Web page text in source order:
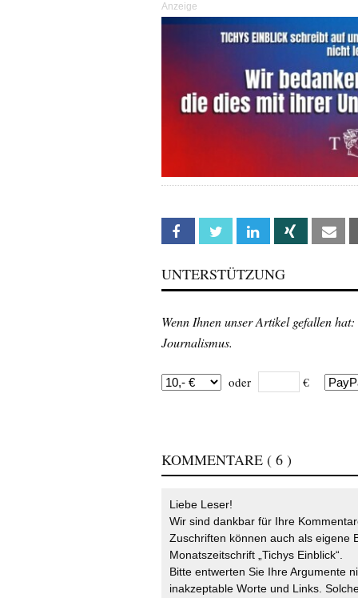
Anzeige
Facebook Twitter Linkedin Xing
UNTERSTÜTZUNG
Wenn Ihnen unser Artikel gefallen
Journalismus.
oder €
KOMMENTARE ( 6 )
Liebe Leser!
Wir sind dankbar für Ihre
Zuschriften können auch als eigene
Monatszeitschrift „Tichys Einblick“.
Bitte entwerten Sie Ihre Argumente
inakzeptable Worte und Links.